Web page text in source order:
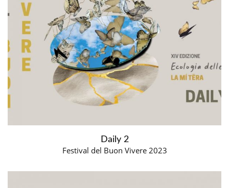
Daily 2
Festival del Buon Vivere 2023